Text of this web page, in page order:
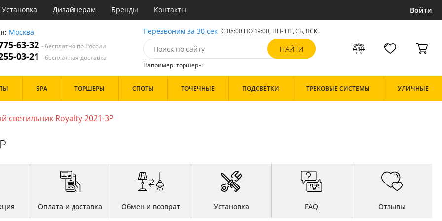
Установка Дизайнерам Бренды Контакты Войти
Москва
63-32 - бесплатно по России
03-21 - бесплатная доставка
Перезвоним за 30 сек С 08:00 ПО 19:00, ПН- ПТ,СБ, ВСК.
Например: торшеры
Зал
Белые
Шары
БРА ТОРШЕРЫ СПОТЫ ТОЧЕЧНЫЕ ПОДСВЕТКИ ТРЕКОВЫЕ СИСТЕМЫ УЛИЧНЫЕ
светильник Royalty 2021-3P
Оплата и доставка Обмен и возврат Установка FAQ Отзывы